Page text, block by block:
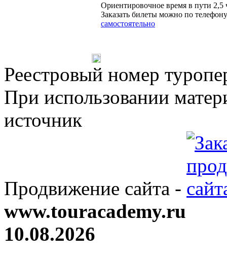
Ориентировочное время в пути 2,5
Заказать билеты можно по
самостоятельно
Реестровый номер
При использовании
источник
Продвижение сайта -
www.touracademy.ru
10.08.2026